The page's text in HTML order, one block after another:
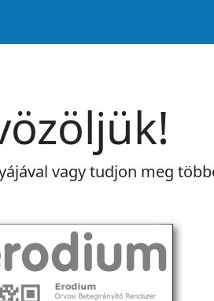
vagy tudjon meg